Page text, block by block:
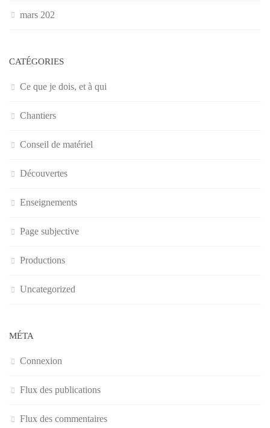
mars 202
CATÉGORIES
Ce que je dois, et à qui
Chantiers
Conseil de matériel
Découvertes
Enseignements
Page subjective
Productions
Uncategorized
MÉTA
Connexion
Flux des publications
Flux des commentaires